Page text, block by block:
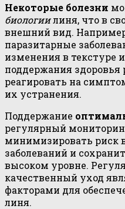
Некоторые болезни
биологиилиня, что в
внешний вид.
паразитарные
изменения в текстуре
поддержания
реагировать на
их устранения.
Поддержание
регулярный
минимизировать риск
заболеваний и
высоком уровне.
качественный уход
факторами для
линя.